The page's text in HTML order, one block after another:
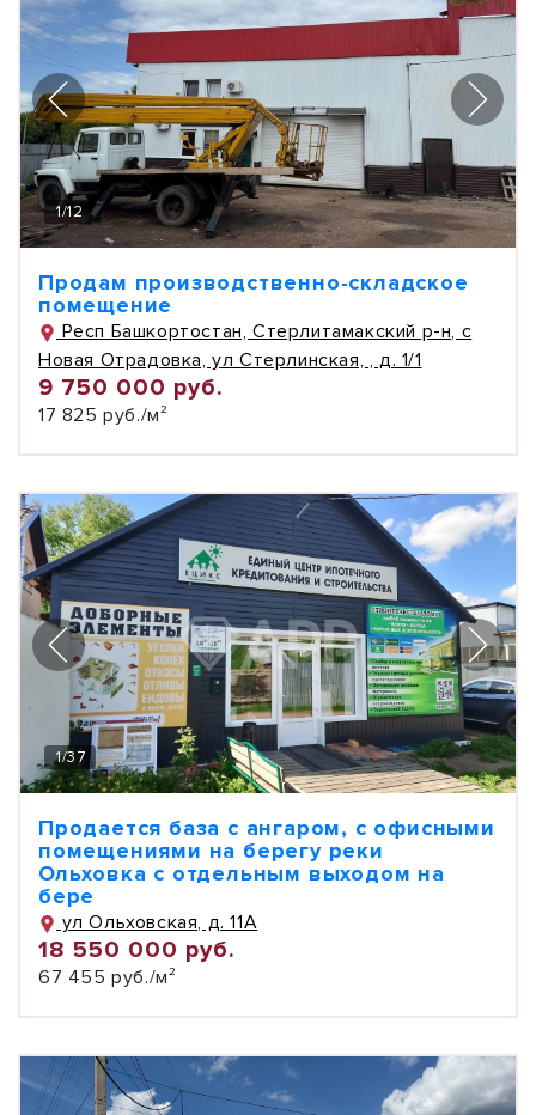
1/12
Продам производственно-складское
помещение
Респ Башкортостан, Стерлитамакский р-н, с
Новая Отрадовка, ул Стерлинская, , д. 1/1
9 750 000 руб.
17 825 руб./м²
1/37
Продается база с ангаром, с офисными
помещениями на берегу реки
Ольховка с отдельным выходом на
бере
ул Ольховская, д. 11А
18 550 000 руб.
67 455 руб./м²